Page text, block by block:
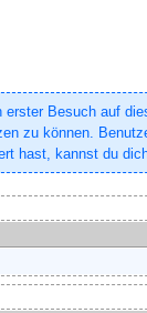
Besuch auf
zu können.
hast, kannst du